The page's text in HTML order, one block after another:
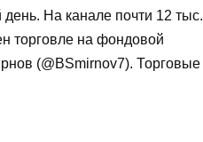
На канале почти 12 тыс.
торговле на фондовой
(@BSmirnov7). Торговые